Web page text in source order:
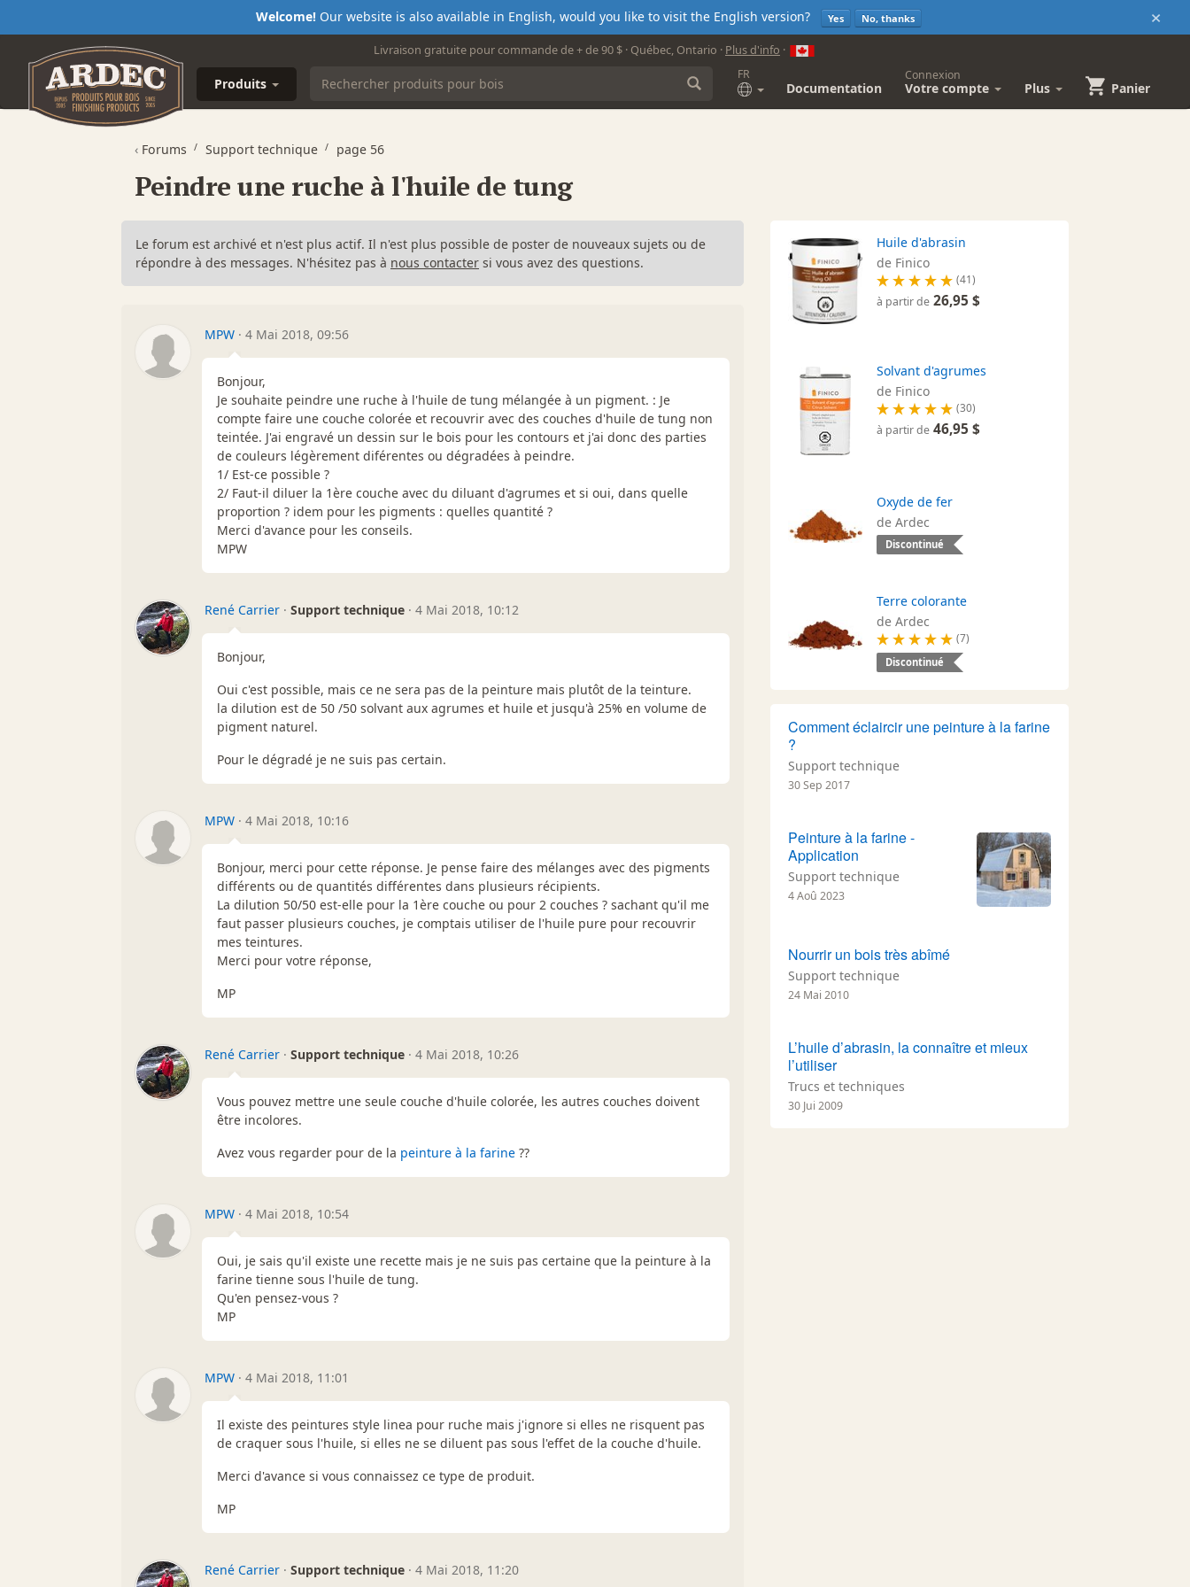
×
Welcome!Our website is also available in English, would you like to visit the English version? Yes No, thanks
Livraison gratuite pour commande de + de 90 $ · Québec, Ontario · Plus d'info ·
Produits
FR
Documentation
Connexion
Votre compte Plus Panier
‹ Forums Support technique page 56
Peindre une ruche à l'huile de tung
Le forum est archivé et n'est plus actif. Il n'est plus possible de poster de nouveaux sujets ou de
répondre à des messages. N'hésitez pas à nous contacter si vous avez des questions.
MPW · 4 Mai 2018, 09:56
Bonjour,
Je souhaite peindre une ruche à l'huile de tung mélangée à un pigment. : Je
compte faire une couche colorée et recouvrir avec des couches d'huile de tung non
teintée. J'ai engravé un dessin sur le bois pour les contours et j'ai donc des parties
de couleurs légèrement diférentes ou dégradées à peindre.
1/ Est-ce possible ?
2/ Faut-il diluer la 1ère couche avec du diluant d'agrumes et si oui, dans quelle
proportion ? idem pour les pigments : quelles quantité ?
Merci d'avance pour les conseils.
MPW
René Carrier · Support technique · 4 Mai 2018, 10:12
Bonjour,
Oui c'est possible, mais ce ne sera pas de la peinture mais plutôt de la teinture.
la dilution est de 50 /50 solvant aux agrumes et huile et jusqu'à 25% en volume de
pigment naturel.
Pour le dégradé je ne suis pas certain.
MPW · 4 Mai 2018, 10:16
Bonjour, merci pour cette réponse. Je pense faire des mélanges avec des pigments
différents ou de quantités différentes dans plusieurs récipients.
La dilution 50/50 est-elle pour la 1ère couche ou pour 2 couches ? sachant qu'il me
faut passer plusieurs couches, je comptais utiliser de l'huile pure pour recouvrir
mes teintures.
Merci pour votre réponse,
MP
René Carrier · Support technique · 4 Mai 2018, 10:26
Vous pouvez mettre une seule couche d'huile colorée, les autres couches doivent
être incolores.
Avez vous regarder pour de la peinture à la farine ??
MPW · 4 Mai 2018, 10:54
Oui, je sais qu'il existe une recette mais je ne suis pas certaine que la peinture à la
farine tienne sous l'huile de tung.
Qu'en pensez-vous ?
MP
MPW · 4 Mai 2018, 11:01
Il existe des peintures style linea pour ruche mais j'ignore si elles ne risquent pas
de craquer sous l'huile, si elles ne se diluent pas sous l'effet de la couche d'huile.
Merci d'avance si vous connaissez ce type de produit.
MP
René Carrier · Support technique · 4 Mai 2018, 11:20
Huile d'abrasin
de Finico
(41)
à partir de 26,95 $
Solvant d'agrumes
de Finico
(30)
à partir de 46,95 $
Oxyde de fer
de Ardec
Discontinué
Terre colorante
de Ardec
(7)
Discontinué
Comment éclaircir une peinture à la farine
?
Support technique
30 Sep 2017
Peinture à la farine -
Application
Support technique
4 Aoû 2023
Nourrir un bois très abîmé
Support technique
24 Mai 2010
L’huile d’abrasin, la connaître et mieux
l’utiliser
Trucs et techniques
30 Jui 2009